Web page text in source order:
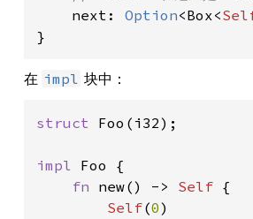
next: Option<Box<
}
在 impl 块中：
struct Foo(i32);
impl Foo {
fn new() -> Self {
Self(0)